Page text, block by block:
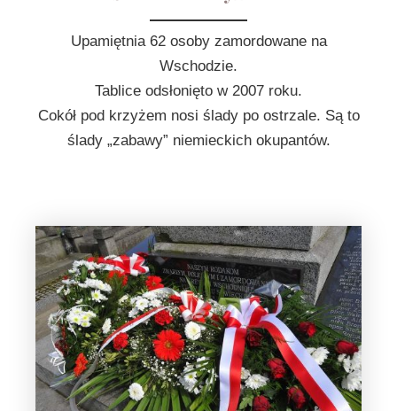
Upamiętnia 62 osoby zamordowane na
Wschodzie.
Tablice odsłonięto w 2007 roku.
Cokół pod krzyżem nosi ślady po ostrzale. Są to
ślady „zabawy” niemieckich okupantów.